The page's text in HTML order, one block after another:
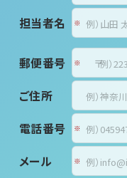
担当者名
郵便番号 〒
ご住所
電話番号
メール